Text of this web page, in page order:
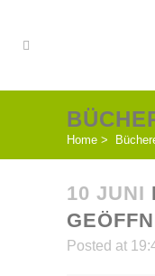
Home >
10 JUNI
Posted at